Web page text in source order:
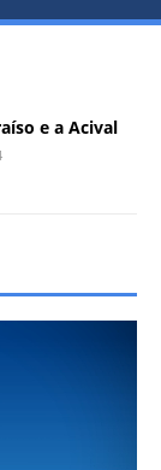
e a Acival